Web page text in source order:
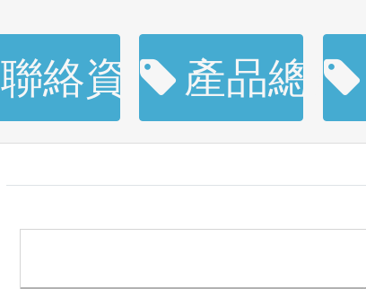
聯絡資訊 產品總覽